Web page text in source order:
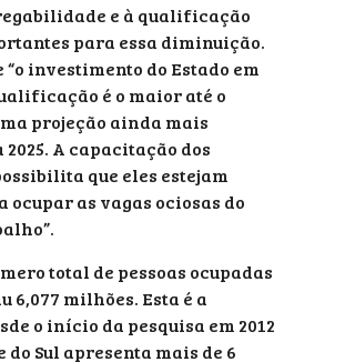
e à qualificação
para essa diminuição.
“o investimento do Estado em
é o maior até o
projeção ainda mais
A capacitação dos
que eles estejam
ocupar as vagas ociosas do
total de pessoas ocupadas
6,077 milhões. Esta é a
o início da pesquisa em 2012
do Sul apresenta mais de 6